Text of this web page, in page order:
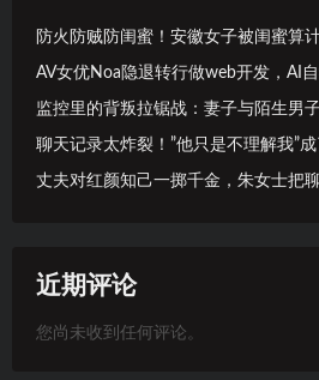
防火防贼防闺蜜！安徽女子被闺蜜算
AV女优Noa隐退转行做web开发，AI
监控里的背叛拉锯战：妻子与陌生男
聊天记录太炸裂！”他只是不理解我”
丈夫对红颜知己一掷千金，朱女士把
近期评论
您尚未收到任何评论。